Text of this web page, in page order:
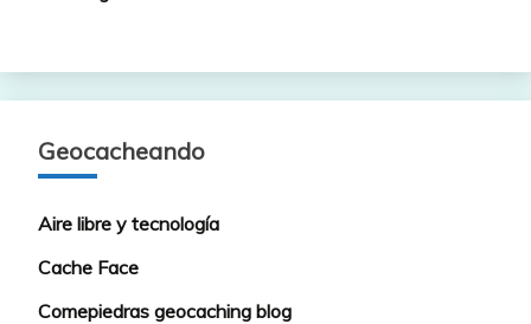
Geocacheando
Aire libre y tecnología
Cache Face
Comepiedras geocaching blog